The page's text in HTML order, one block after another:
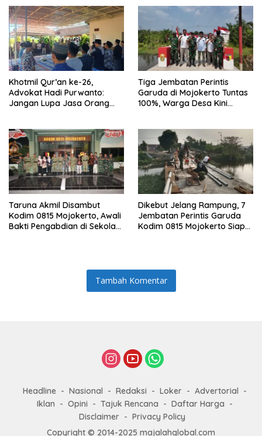
Khotmil Qur’an ke-26,
Advokat Hadi Purwanto:
Jangan Lupa Jasa Orang
Tiga Jembatan Perintis
Garuda di Mojokerto Tuntas
100%, Warga Desa Kini
Taruna Akmil Disambut
Kodim 0815 Mojokerto, Awali
Bakti Pengabdian di Sekolah
Dikebut Jelang Rampung, 7
Jembatan Perintis Garuda
Kodim 0815 Mojokerto Siap
Tambah Komentar
Headline Nasional Redaksi Loker
Advertorial
Iklan
Opini Tajuk Rencana
Daftar Harga
Disclaimer
Privacy Policy
Copyright © 2014-2025 majalahglobal.com